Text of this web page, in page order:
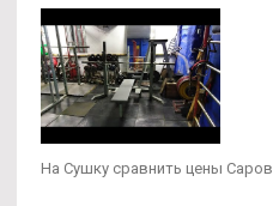
На Сушку сравнить цены Саров